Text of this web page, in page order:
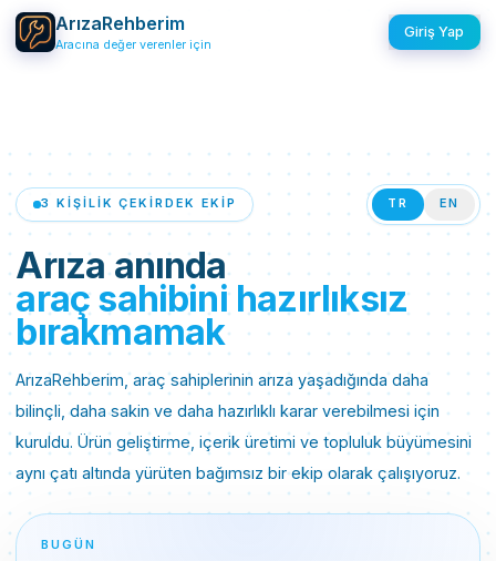
ArızaRehberim
Aracına değer verenler için
Giriş Yap
3 KIŞILIK ÇEKIRDEK EKIP TR EN
Arıza anında
araç sahibini hazırlıksız
bırakmamak
ArızaRehberim, araç sahiplerinin arıza yaşadığında daha
bilinçli, daha sakin ve daha hazırlıklı karar verebilmesi için
kuruldu. Ürün geliştirme, içerik üretimi ve topluluk büyümesini
aynı çatı altında yürüten bağımsız bir ekip olarak çalışıyoruz.
BUGÜN